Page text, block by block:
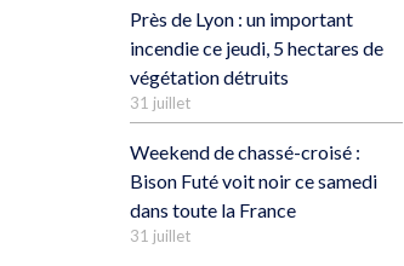
Près de Lyon : un important
incendie ce jeudi, 5 hectares de
végétation détruits
31 juillet
Weekend de chassé-croisé :
Bison Futé voit noir ce samedi
dans toute la France
31 juillet